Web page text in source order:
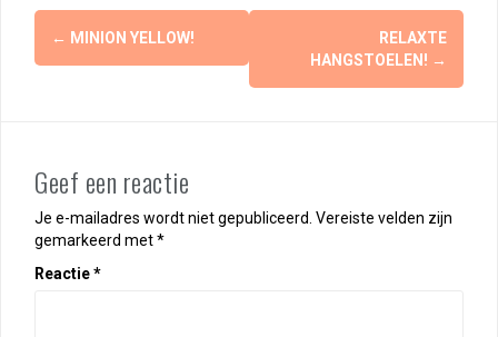
Berichtnavigatie
← MINION YELLOW!
RELAXTE
HANGSTOELEN! →
Geef een reactie
Je e-mailadres wordt niet gepubliceerd. Vereiste velden zijn
gemarkeerd met*
Reactie*